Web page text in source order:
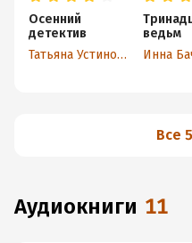
Осенний
детектив
Татьяна Устинова
ведьм
Инна
Все
аудиокниги 11